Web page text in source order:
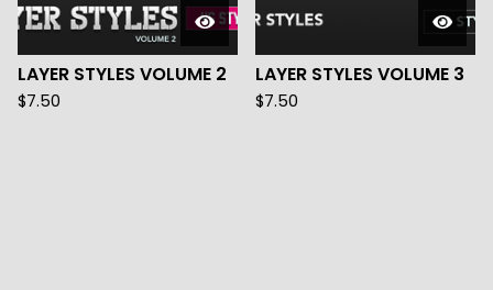
LAYER STYLES VOLUME 2
$7.50
LAYER STYLES VOLUME 3
$7.50